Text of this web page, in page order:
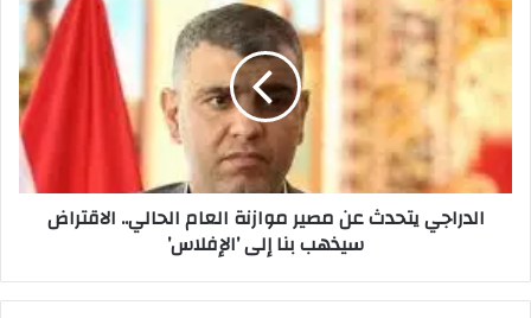
يتحدث
عن
موازنة
الحالي..
الاقتراض
سيذهب
الدراجي يتحدث عن مصير موازنة العام الحالي.. الاقتراض
سيذهب بنا إلى ’الإفلاس’